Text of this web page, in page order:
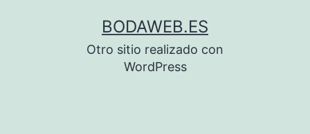
BODAWEB.ES
Otro sitio realizado con
WordPress